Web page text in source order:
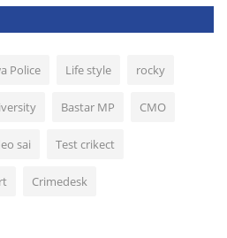
Police Life style rocky
Bastar MP CMO
sai Test crikect
Crimedesk